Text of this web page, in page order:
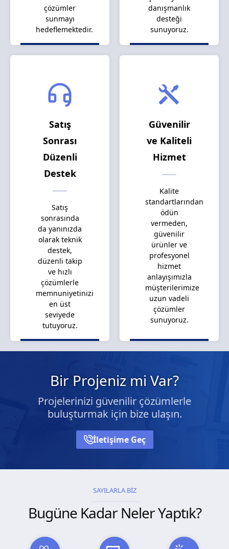
çözümler
sunmayı
hedeflemektedir.
danışmanlık
desteği
sunuyoruz.
Satış
Sonrası
Düzenli
Destek
Satış
sonrasında
da yanınızda
olarak teknik
destek,
düzenli takip
ve hızlı
çözümlerle
memnuniyetinizi
en üst
seviyede
tutuyoruz.
Güvenilir
ve Kaliteli
Hizmet
Kalite
standartlarından
ödün
vermeden,
güvenilir
ürünler ve
profesyonel
hizmet
anlayışımızla
müşterilerimize
uzun vadeli
çözümler
sunuyoruz.
Bir Projeniz mi Var?
Projelerinizi güvenilir çözümlerle
buluşturmak için bize ulaşın.
İletişime Geç
SAYILARLA BİZ
Bugüne Kadar Neler Yaptık?